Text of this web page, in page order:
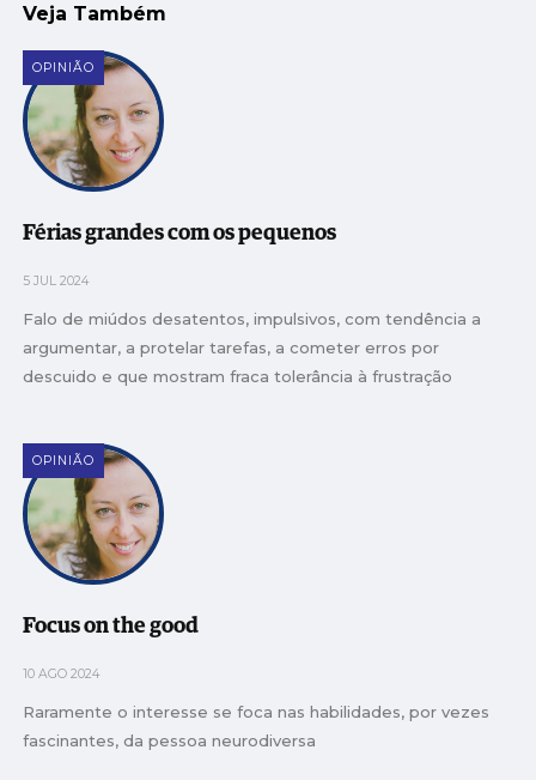
Veja Também
OPINIÃO
Férias grandes com os pequenos
5 JUL 2024
Falo de miúdos desatentos, impulsivos, com tendência a
argumentar, a protelar tarefas, a cometer erros por
descuido e que mostram fraca tolerância à frustração
OPINIÃO
Focus on the good
10 AGO 2024
Raramente o interesse se foca nas habilidades, por vezes
fascinantes, da pessoa neurodiversa